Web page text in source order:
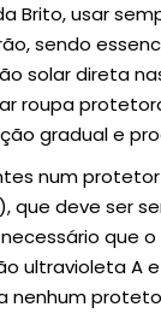
Brito, usar
sendo
solar direta
roupa
gradual e
num
que deve ser
que
ultravioleta A
nenhum